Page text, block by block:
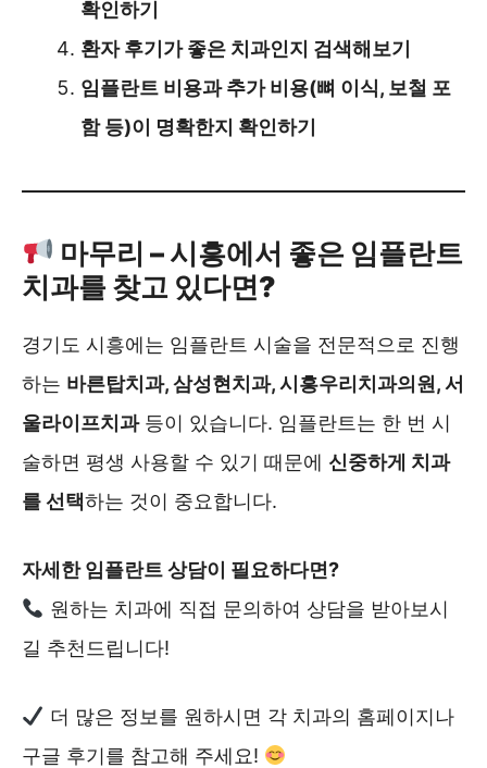
확인하기
환자 후기가 좋은 치과인지 검색해보기
임플란트 비용과 추가 비용(뼈 이식, 보철 포
함 등)이 명확한지 확인하기
마무리 – 시흥에서 좋은 임플란트
치과를 찾고 있다면?
경기도 시흥에는 임플란트 시술을 전문적으로 진행
하는 바른탑치과, 삼성현치과, 시흥우리치과의원, 서
울라이프치과등이 있습니다. 임플란트는 한 번 시
술하면 평생 사용할 수 있기 때문에 신중하게 치과
를 선택하는 것이 중요합니다.
자세한 임플란트 상담이 필요하다면?
원하는 치과에 직접 문의하여 상담을 받아보시
길 추천드립니다!
더 많은 정보를 원하시면 각 치과의 홈페이지나
구글 후기를 참고해 주세요!